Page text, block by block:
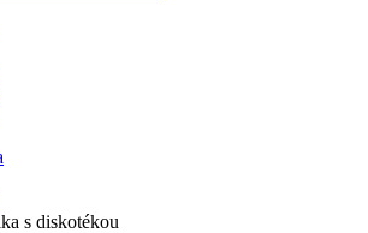
s diskotékou